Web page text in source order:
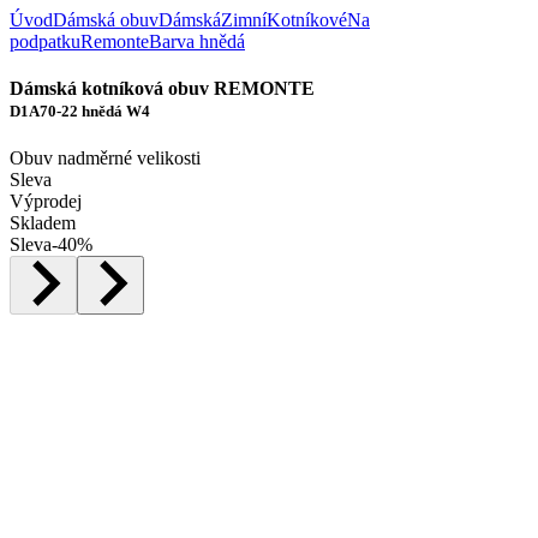
ÚvodDámská obuvDámskáZimníKotníkovéNa
podpatkuRemonteBarva hnědá
Dámská kotníková obuv REMONTE
D1A70-22 hnědá W4
Obuv nadměrné velikosti
Sleva
Výprodej
Skladem
Sleva-40%